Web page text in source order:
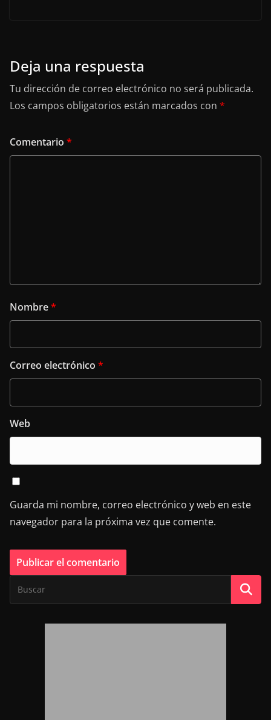
Deja una respuesta
Tu dirección de correo electrónico no será publicada.
Los campos obligatorios están marcados con *
Comentario *
Nombre*
Correo electrónico *
Web
Guarda mi nombre, correo electrónico y web en este
navegador para la próxima vez que comente.